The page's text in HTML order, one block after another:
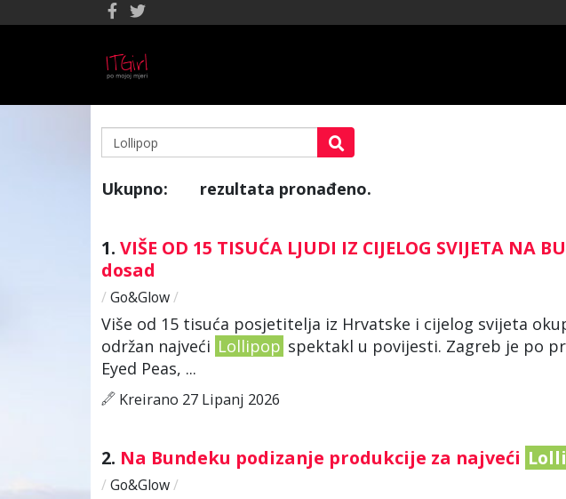
Ukupno: rezultata pronađeno.
1. VIŠE OD 15 TISUĆA LJUDI IZ CIJELOG SVIJETA NA
dosad
/ Go&Glow/
Više od 15 tisuća posjetitelja iz Hrvatske i cijelog svijeta
održan najveći Lollipop spektakl u povijesti. Zagreb je po
Eyed Peas, ...
Kreirano 27 Lipanj 2026
2. Na Bundeku podizanje produkcije za najveći
/ Go&Glow/